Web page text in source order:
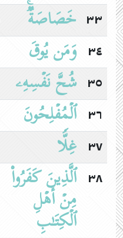
٣٣ خَصَاصَةࣱۚ
٣٤
وَمَن یُوقَ
٣٥
شُحَّ نَفۡسِهِۦ
٣٦
ٱلۡمُفۡلِحُونَ
٣٧
غِلࣰّا
٣٨
ٱلَّذِینَ كَفَرُوا۟
مِنۡ أَهۡلِ
ٱلۡكِتَـٰبِ